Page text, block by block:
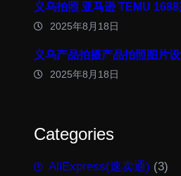
义乌拍照 亚马逊 TEMU
2025年8月18日
义乌产品拍摄产品拍照图片
2025年8月18日
Categories
AliExpress(速卖通) (3)